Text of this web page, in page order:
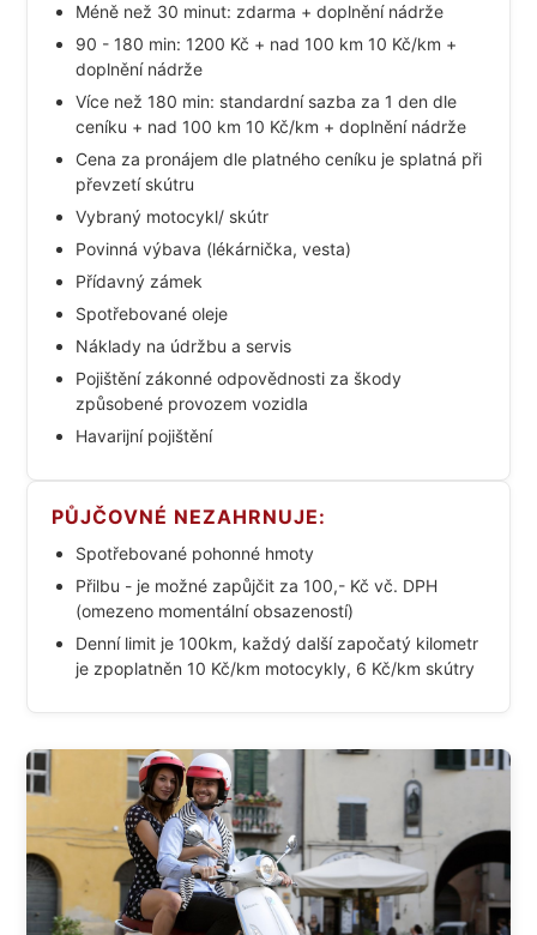
Méně než 30 minut: zdarma + doplnění nádrže
90 - 180 min: 1200 Kč + nad 100 km 10 Kč/km +
doplnění nádrže
Více než 180 min: standardní sazba za 1 den dle
ceníku + nad 100 km 10 Kč/km + doplnění nádrže
Cena za pronájem dle platného ceníku je splatná při
převzetí skútru
Vybraný motocykl/ skútr
Povinná výbava (lékárnička, vesta)
Přídavný zámek
Spotřebované oleje
Náklady na údržbu a servis
Pojištění zákonné odpovědnosti za škody
způsobené provozem vozidla
Havarijní pojištění
PŮJČOVNÉ NEZAHRNUJE:
Spotřebované pohonné hmoty
Přilbu - je možné zapůjčit za 100,- Kč vč. DPH
(omezeno momentální obsazeností)
Denní limit je 100km, každý další započatý kilometr
je zpoplatněn 10 Kč/km motocykly, 6 Kč/km skútry